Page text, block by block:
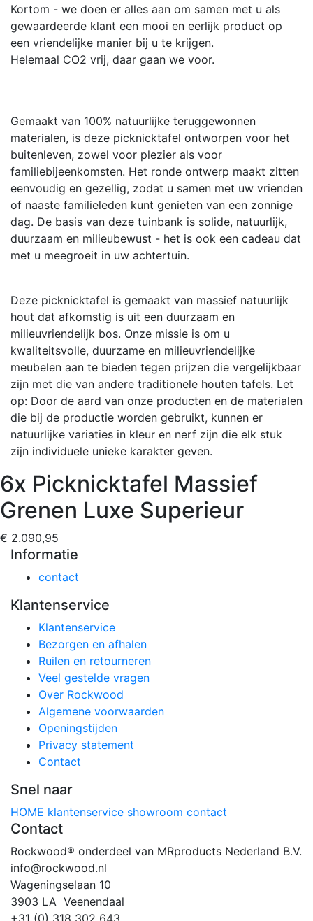
Kortom - we doen er alles aan om samen met u als
gewaardeerde klant een mooi en eerlijk product op
een vriendelijke manier bij u te krijgen.
Helemaal CO2 vrij, daar gaan we voor.
Gemaakt van 100% natuurlijke teruggewonnen
materialen, is deze picknicktafel ontworpen voor het
buitenleven, zowel voor plezier als voor
familiebijeenkomsten. Het ronde ontwerp maakt zitten
eenvoudig en gezellig, zodat u samen met uw vrienden
of naaste familieleden kunt genieten van een zonnige
dag. De basis van deze tuinbank is solide, natuurlijk,
duurzaam en milieubewust - het is ook een cadeau dat
met u meegroeit in uw achtertuin.
Deze picknicktafel is gemaakt van massief natuurlijk
hout dat afkomstig is uit een duurzaam en
milieuvriendelijk bos. Onze missie is om u
kwaliteitsvolle, duurzame en milieuvriendelijke
meubelen aan te bieden tegen prijzen die vergelijkbaar
zijn met die van andere traditionele houten tafels. Let
op: Door de aard van onze producten en de materialen
die bij de productie worden gebruikt, kunnen er
natuurlijke variaties in kleur en nerf zijn die elk stuk
zijn individuele unieke karakter geven.
6x Picknicktafel Massief
Grenen Luxe Superieur
€ 2.090,95
Informatie
contact
Klantenservice
Klantenservice
Bezorgen en afhalen
Ruilen en retourneren
Veel gestelde vragen
Over Rockwood
Algemene voorwaarden
Openingstijden
Privacy statement
Contact
Snel naar
HOME klantenservice showroom contact
Contact
Rockwood® onderdeel van MRproducts Nederland B.V.
info@rockwood.nl
Wageningselaan 10
3903 LA Veenendaal
+31 (0) 318 302 643